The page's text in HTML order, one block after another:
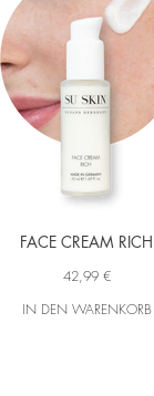
FACE CREAM RICH
42,99 €
IN DEN WARENKORB